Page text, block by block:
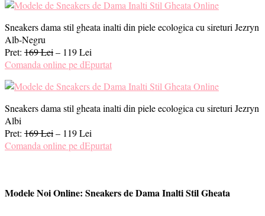
Sneakers dama stil gheata inalti din piele ecologica cu sireturi Jezryn
Alb-Negru
Pret: 169 Lei– 119 Lei
Comanda online pe dEpurtat
Sneakers dama stil gheata inalti din piele ecologica cu sireturi Jezryn
Albi
Pret: 169 Lei– 119 Lei
Comanda online pe dEpurtat
Modele Noi Online: Sneakers de Dama Inalti Stil Gheata